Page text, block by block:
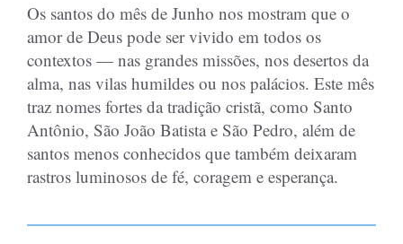
Os santos do mês de Junho nos mostram que o
amor de Deus pode ser vivido em todos os
contextos — nas grandes missões, nos desertos da
alma, nas vilas humildes ou nos palácios. Este mês
traz nomes fortes da tradição cristã, como Santo
Antônio, São João Batista e São Pedro, além de
santos menos conhecidos que também deixaram
rastros luminosos de fé, coragem e esperança.